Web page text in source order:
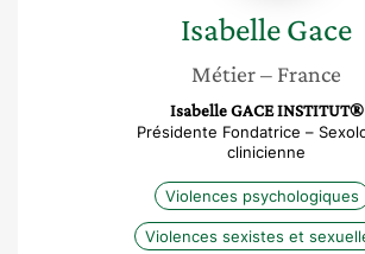
IsabelleGace
Métier– France
Isabelle GACE INSTITUT®
Présidente Fondatrice –
clinicienne
Violences psychologiques
Violences sexistes et